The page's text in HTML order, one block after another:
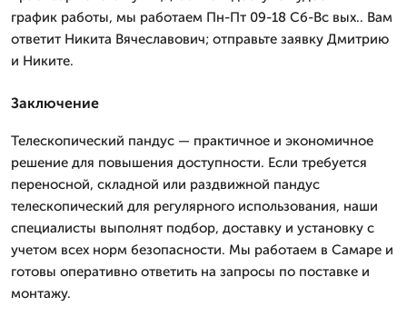
график работы, мы работаем Пн-Пт 09-18 Сб-Вс вых.. Вам
ответит Никита Вячеславович; отправьте заявку Дмитрию
и Никите.
Заключение
Телескопический пандус — практичное и экономичное
решение для повышения доступности. Если требуется
переносной, складной или раздвижной пандус
телескопический для регулярного использования, наши
специалисты выполнят подбор, доставку и установку с
учетом всех норм безопасности. Мы работаем в Самаре и
готовы оперативно ответить на запросы по поставке и
монтажу.